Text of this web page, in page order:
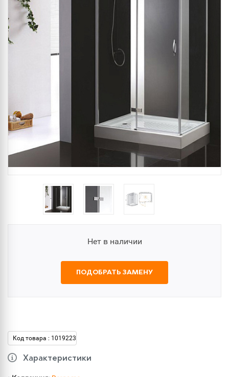
Нет в наличии
ПОДОБРАТЬ ЗАМЕНУ
Код товара : 1019223
Характеристики